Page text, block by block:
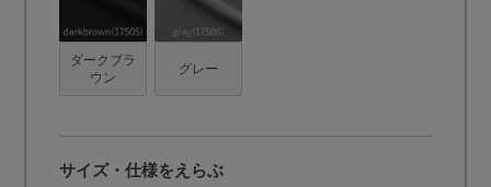
ダークブラ
ウン
グレー
サイズ・仕様をえらぶ